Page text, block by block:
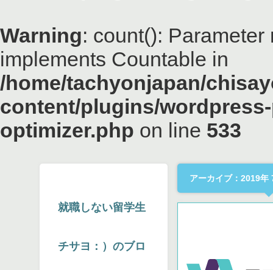
Warning: count():
implements Countable in
/home/tachyonjapan/
content/plugins/
optimizer.php on line 533
就職しない留学生
チサヨ：）のブロ
アーカイブ：2019年